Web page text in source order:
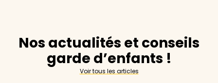
Nos actualités et conseils
garde d’enfants !
Voir tous les articles